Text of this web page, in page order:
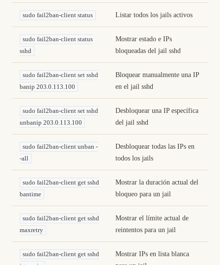
sudo fail2ban-client status Listar todos los jails activos
sudo fail2ban-client status
sshd
Mostrar estado e IPs
bloqueadas del jail sshd
sudo fail2ban-client set sshd
banip 203.0.113.100
Bloquear manualmente una IP
en el jail sshd
sudo fail2ban-client set sshd
unbanip 203.0.113.100
Desbloquear una IP específica
del jail sshd
sudo fail2ban-client unban -
-all
Desbloquear todas las IPs en
todos los jails
sudo fail2ban-client get sshd
bantime
Mostrar la duración actual del
bloqueo para un jail
sudo fail2ban-client get sshd
maxretry
Mostrar el límite actual de
reintentos para un jail
sudo fail2ban-client get sshd
Mostrar IPs en lista blanca